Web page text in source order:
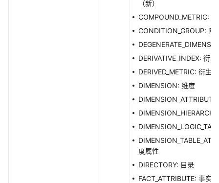
（新）
COMPOUND_METRIC:
CONDITION_GROUP: 限
DERIVATIVE_INDEX: 衍
DERIVED_METRIC: 衍生
DIMENSION: 维度
度属性
DIRECTORY: 目录
FACT_ATTRIBUTE: 事实